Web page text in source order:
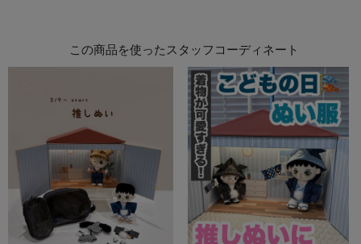
この商品を使ったスタッフコーディネート